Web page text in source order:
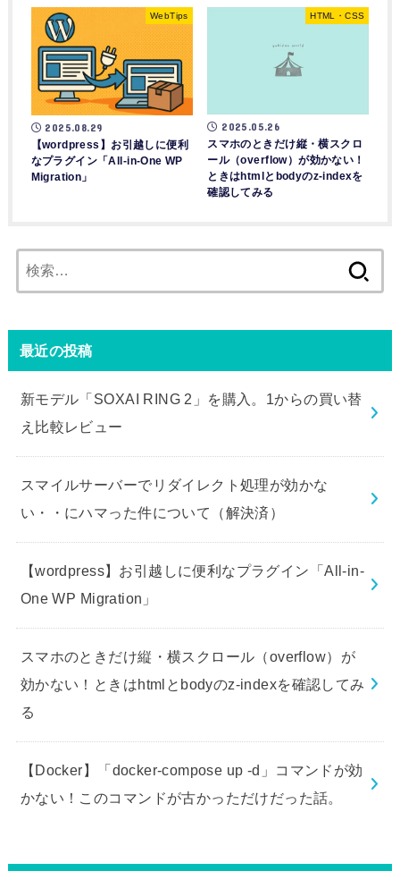
WebTips
2025.08.29
【wordpress】お引越しに便利
なプラグイン「All-in-One WP
Migration」
HTML・CSS
2025.05.26
スマホのときだけ縦・横スクロ
ール（overflow）が効かない！
ときはhtmlとbodyのz-indexを
確認してみる
索:
最近の投稿
新モデル「SOXAI RING 2」を購入。1からの買い替
え比較レビュー
スマイルサーバーでリダイレクト処理が効かな
い・・にハマった件について（解決済）
【wordpress】お引越しに便利なプラグイン「All-in-
One WP Migration」
スマホのときだけ縦・横スクロール（overflow）が
効かない！ときはhtmlとbodyのz-indexを確認してみ
る
【Docker】「docker-compose up -d」コマンドが効
かない！このコマンドが古かっただけだった話。